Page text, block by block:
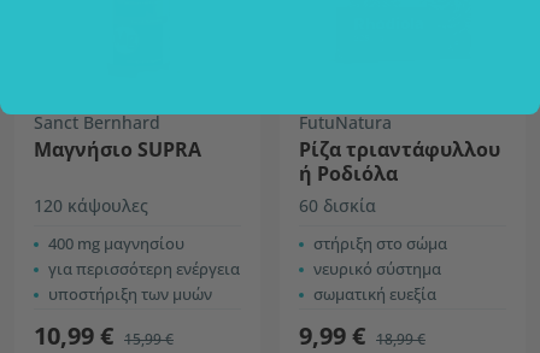
Sanct Bernhard
Μαγνήσιο SUPRA
120 κάψουλες
400 mg μαγνησίου
για περισσότερη ενέργεια
υποστήριξη των μυών
10,99 € 15,99 €
FutuNatura
Ρίζα τριαντάφυλλου
ή Ροδιόλα
60 δισκία
στήριξη στο σώμα
νευρικό σύστημα
σωματική ευεξία
9,99 € 18,99 €